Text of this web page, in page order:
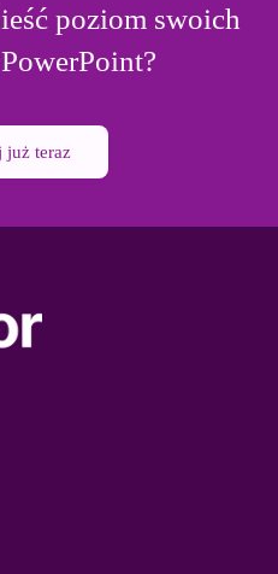
poziom swoich
już teraz